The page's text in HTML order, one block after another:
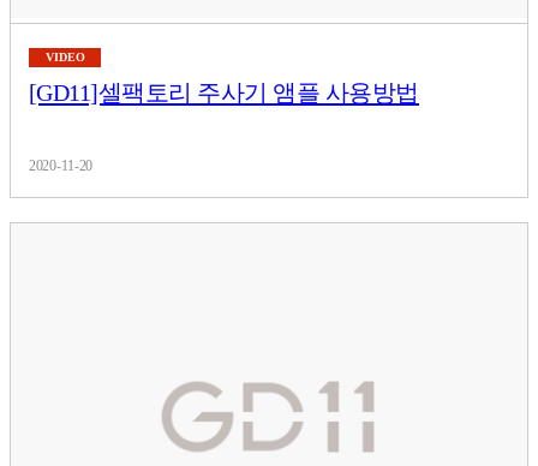
VIDEO
[GD11]셀팩토리 주사기 앰플 사용방법
2020-11-20